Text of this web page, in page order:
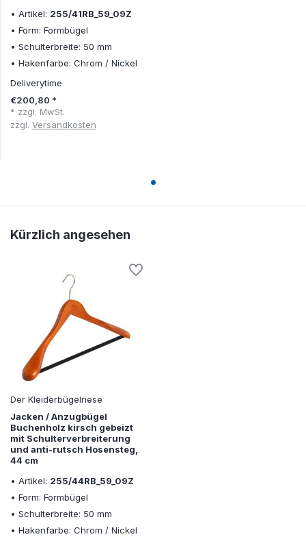
• Artikel: 255/41RB_59_09Z
• Form: Formbügel
• Schulterbreite: 50 mm
• Hakenfarbe: Chrom / Nickel
Deliverytime
€200,80 *
* zzgl. MwSt.
zzgl. Versandkosten
Kürzlich angesehen
Der Kleiderbügelriese
Jacken / Anzugbügel
Buchenholz kirsch gebeizt
mit Schulterverbreiterung
und anti-rutsch Hosensteg,
44 cm
• Artikel: 255/44RB_59_09Z
• Form: Formbügel
• Schulterbreite: 50 mm
• Hakenfarbe: Chrom / Nickel